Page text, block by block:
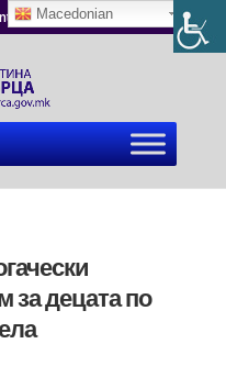
за децата по
Macedonian